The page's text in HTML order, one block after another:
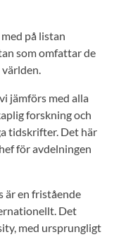
på listan
som omfattar de
jämförs med alla
forskning och
tidskrifter. Det här
för avdelningen
är en fristående
Det
med ursprungligt